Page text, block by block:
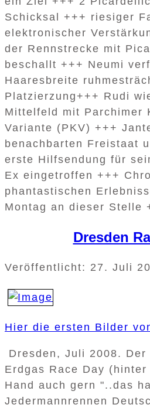
Schicksal +++ riesiger
elektronischer
der Rennstrecke mit
beschallt +++ Neumi
Haaresbreite
Platzierzung+++ Rudi
Mittelfeld mit Parchimer
Variante (PKV) +++
benachbarten Freistaat
erste Hilfsendung für
Ex eingetroffen +++
phantastischen
Montag an dieser Stelle
Dresden
Veröffentlicht: 27. Juli
Hier die ersten Bilder
Dresden, Juli 2008. Der
Erdgas Race Day
Hand auch gern "..das
Jedermannrennen